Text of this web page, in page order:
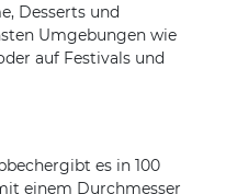
Desserts und
Umgebungen wie
auf Festivals und
es in 100
einem Durchmesser